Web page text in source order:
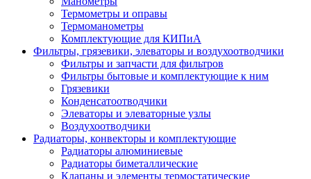
Термометры и оправы
Термоманометры
Комплектующие для КИПиА
Фильтры, грязевики, элеваторы и воздухоотводчики
Фильтры и запчасти для фильтров
Фильтры бытовые и комплектующие к ним
Грязевики
Конденсатоотводчики
Элеваторы и элеваторные узлы
Воздухоотводчики
Радиаторы, конвекторы и комплектующие
Радиаторы алюминиевые
Радиаторы биметаллические
Клапаны и элементы термостатические